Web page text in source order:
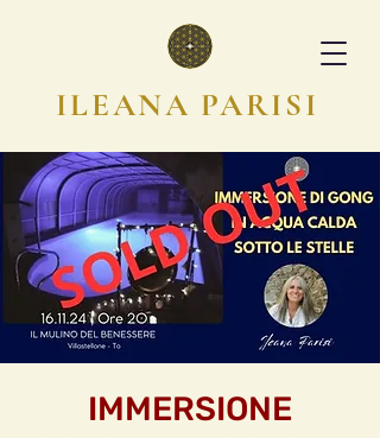
ILEANA PARISI
IMMERSIONE